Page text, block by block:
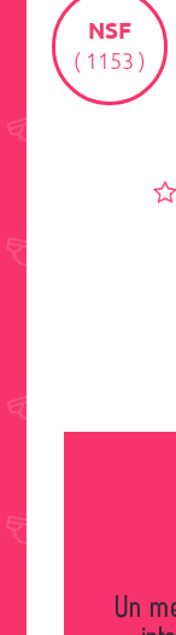
NSF
( 1153 )
Un mec à peine rencontré sur